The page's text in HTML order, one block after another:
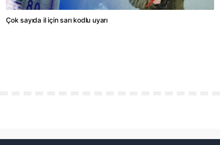
Çok sayıda il için sarı kodlu uyarı